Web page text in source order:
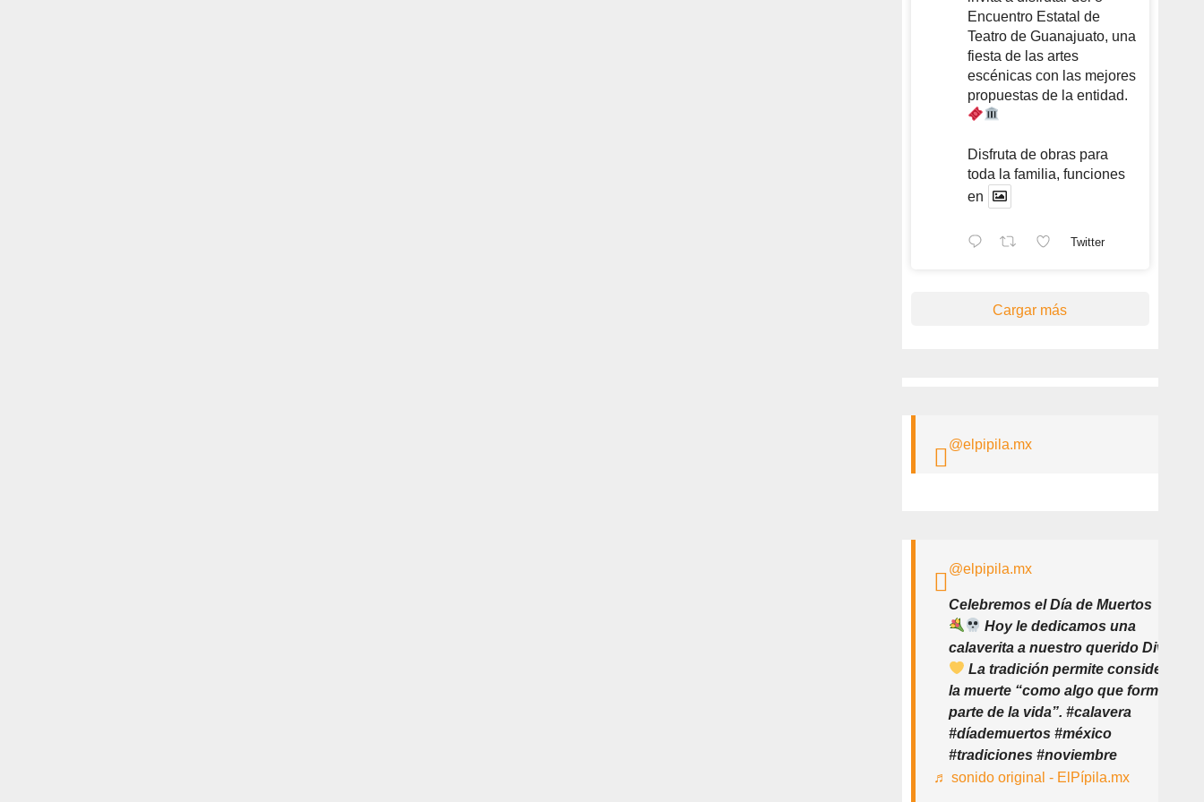
Encuentro Estatal de
Teatro de Guanajuato, una
fiesta de las artes
escénicas con las mejores
propuestas de la entidad.
Disfruta de obras para
toda la familia, funciones
en
Twitter
Cargar más
@elpipila.mx
@elpipila.mx
Celebremos el Día de Muertos
Hoy le dedicamos una
calaverita a nuestro querido Divo
La tradición permite considerar
la muerte “como algo que forma
parte de la vida”. #calavera
#díademuertos #méxico
#tradiciones #noviembre
♬ sonido original - ElPípila.mx